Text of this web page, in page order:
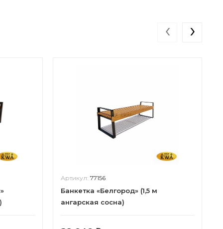
Артикул: 77156
Банкетка «Белгород» (1,5 м
ангарская сосна)
‹ ›